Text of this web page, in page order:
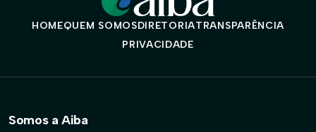
HOMEQUEM SOMOSDIRETORIATRANSPARÊNCIA
PRIVACIDADE
Somos a Aiba